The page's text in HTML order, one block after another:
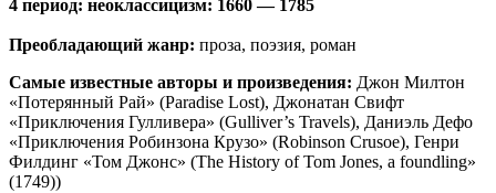
4 период: неоклассицизм: 1660 — 1785
Преобладающий жанр: проза, поэзия, роман
Самые известные авторы и произведения: Джон Милтон
«Потерянный Рай» (Paradise Lost), Джонатан Свифт
«Приключения Гулливера» (Gulliver’s Travels), Даниэль Дефо
«Приключения Робинзона Крузо» (Robinson Crusoe), Генри
Филдинг «Том Джонс» (The History of Tom Jones, a foundling»
(1749))